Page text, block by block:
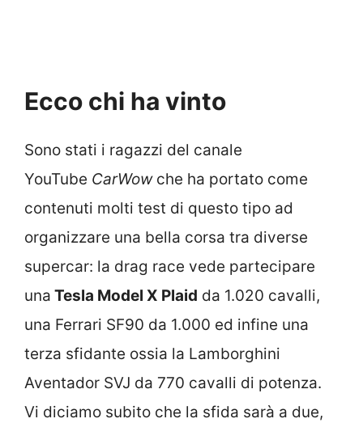
Ecco chi ha vinto
Sono stati i ragazzi del canale
YouTube CarWow che ha portato come
contenuti molti test di questo tipo ad
organizzare una bella corsa tra diverse
supercar: la drag race vede partecipare
una Tesla Model X Plaid da 1.020 cavalli,
una Ferrari SF90 da 1.000 ed infine una
terza sfidante ossia la Lamborghini
Aventador SVJ da 770 cavalli di potenza.
Vi diciamo subito che la sfida sarà a due,